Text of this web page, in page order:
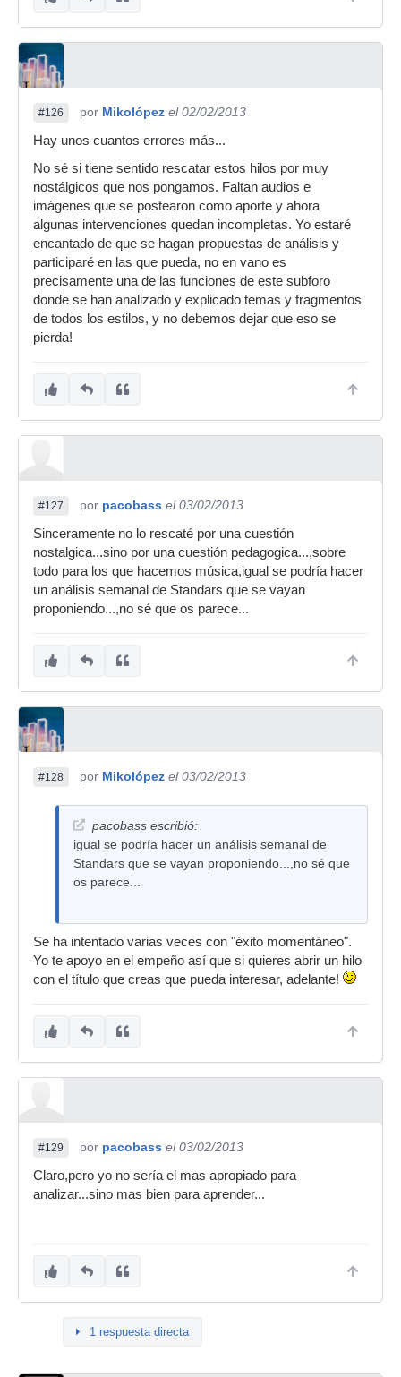
#126 por Mikolópez el 02/02/2013
Hay unos cuantos errores más...
No sé si tiene sentido rescatar estos hilos por muy
nostálgicos que nos pongamos. Faltan audios e
imágenes que se postearon como aporte y ahora
algunas intervenciones quedan incompletas. Yo estaré
encantado de que se hagan propuestas de análisis y
participaré en las que pueda, no en vano es
precisamente una de las funciones de este subforo
donde se han analizado y explicado temas y fragmentos
de todos los estilos, y no debemos dejar que eso se
pierda!
#127 por pacobass el 03/02/2013
Sinceramente no lo rescaté por una cuestión
nostalgica...sino por una cuestión pedagogica...,sobre
todo para los que hacemos música,igual se podría hacer
un análisis semanal de Standars que se vayan
proponiendo...,no sé que os parece...
#128 por Mikolópez el 03/02/2013
pacobass escribió:
igual se podría hacer un análisis semanal de
Standars que se vayan proponiendo...,no sé que
os parece...
Se ha intentado varias veces con "éxito momentáneo".
Yo te apoyo en el empeño así que si quieres abrir un hilo
con el título que creas que pueda interesar, adelante!
#129 por pacobass el 03/02/2013
Claro,pero yo no sería el mas apropiado para
analizar...sino mas bien para aprender...
1 respuesta directa